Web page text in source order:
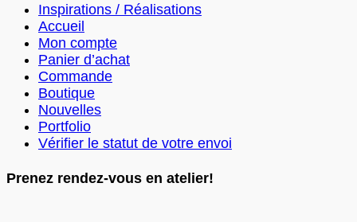
Inspirations / Réalisations
Accueil
Mon compte
Panier d’achat
Commande
Boutique
Nouvelles
Portfolio
Vérifier le statut de votre envoi
Prenez rendez-vous en atelier!